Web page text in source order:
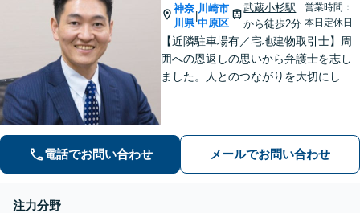
神奈
川県
|
川崎市
中原区
武蔵小杉駅
から徒歩2分
営業時間：
本日定休日
【近隣駐車場有／宅地建物取引士】周
囲への恩返しの思いから弁護士を志し
ました。人とのつながりを大切にし、
一人で抱え込まず、まずはご相談くだ
さい。
電話でお問い合わせ メールでお問い合わせ
注力分野